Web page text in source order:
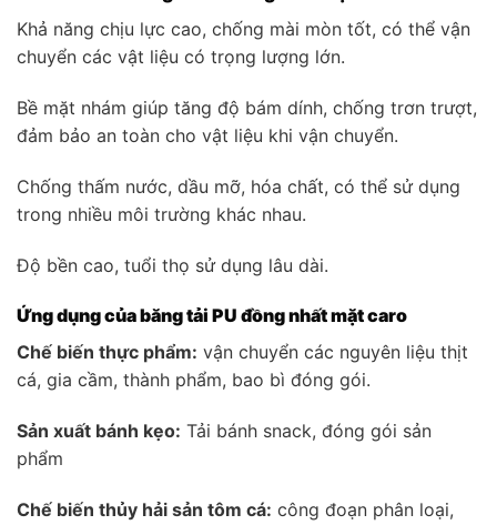
Khả năng chịu lực cao, chống mài mòn tốt, có thể vận
chuyển các vật liệu có trọng lượng lớn.
Bề mặt nhám giúp tăng độ bám dính, chống trơn trượt,
đảm bảo an toàn cho vật liệu khi vận chuyển.
Chống thấm nước, dầu mỡ, hóa chất, có thể sử dụng
trong nhiều môi trường khác nhau.
Độ bền cao, tuổi thọ sử dụng lâu dài.
Ứng dụng của băng tải PU đồng nhất mặt caro
Chế biến thực phẩm: vận chuyển các nguyên liệu thịt
cá, gia cầm, thành phẩm, bao bì đóng gói.
Sản xuất bánh kẹo: Tải bánh snack, đóng gói sản
phẩm
Chế biến thủy hải sản tôm cá: công đoạn phân loại,